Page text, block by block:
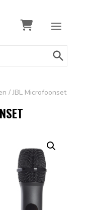
Zoekknop
/ JBL Microfoonset